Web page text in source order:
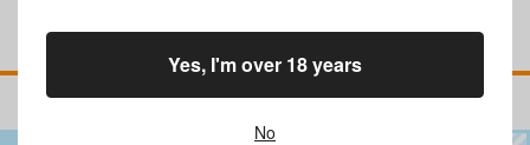
No
Yes, I'm over 18 years